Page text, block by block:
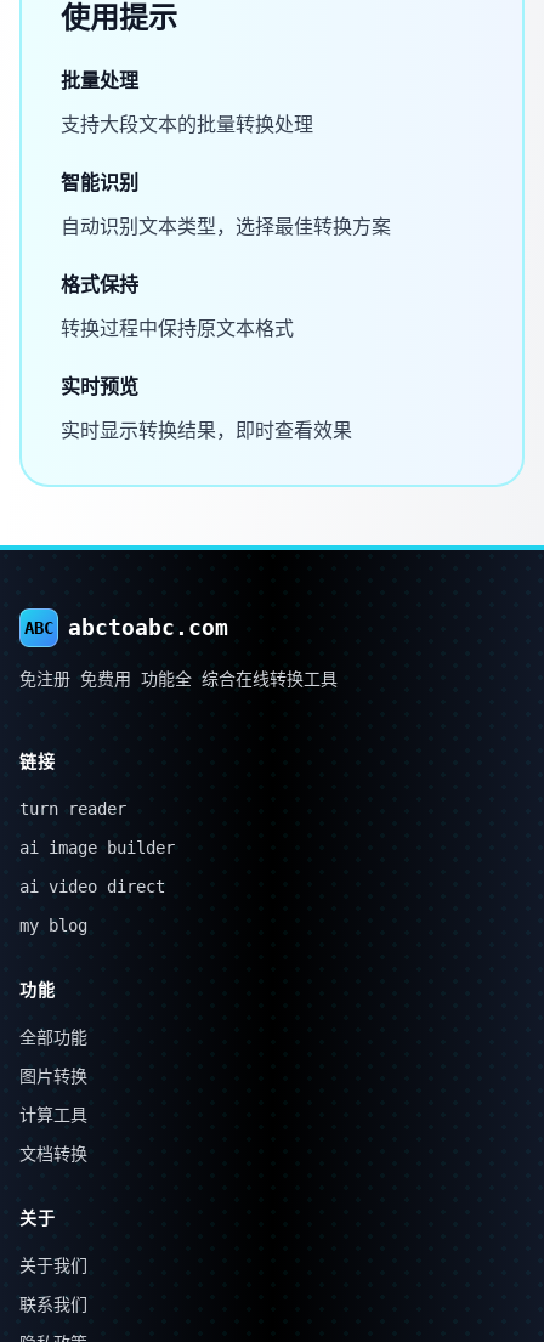
使用提示
批量处理
支持大段文本的批量转换处理
智能识别
自动识别文本类型，选择最佳转换方案
格式保持
转换过程中保持原文本格式
实时预览
实时显示转换结果，即时查看效果
ABC abctoabc.com
免注册 免费用 功能全 综合在线转换工具
链接
turn reader
ai image builder
ai video direct
my blog
功能
全部功能
图片转换
计算工具
文档转换
关于
关于我们
联系我们